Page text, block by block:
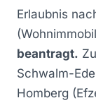
Erlaubnis
beantragt.
Schwalm-
Homberg